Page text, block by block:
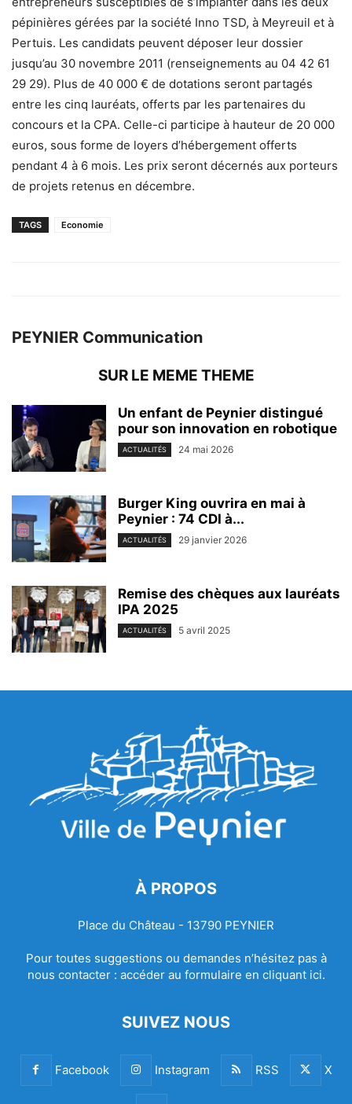
pépinières gérées par la société Inno TSD, à Meyreuil et à
Pertuis. Les candidats peuvent déposer leur dossier
jusqu’au 30 novembre 2011 (renseignements au 04 42 61
29 29). Plus de 40 000 € de dotations seront partagés
entre les cinq lauréats, offerts par les partenaires du
concours et la CPA. Celle-ci participe à hauteur de 20 000
euros, sous forme de loyers d’hébergement offerts
pendant 4 à 6 mois. Les prix seront décernés aux porteurs
de projets retenus en décembre.
TAGS Economie
PEYNIER Communication
SUR LE MEME THEME
Un enfant de Peynier distingué
pour son innovation en robotique
ACTUALITÉS 24 mai 2026
Burger King ouvrira en mai à
Peynier : 74 CDI à...
ACTUALITÉS 29 janvier 2026
Remise des chèques aux lauréats
IPA 2025
ACTUALITÉS 5 avril 2025
À PROPOS
Place du Château - 13790 PEYNIER
Pour toutes suggestions ou demandes n’hésitez pas à
nous contacter : accéder au formulaire en cliquant ici.
SUIVEZ NOUS
Facebook Instagram RSS X